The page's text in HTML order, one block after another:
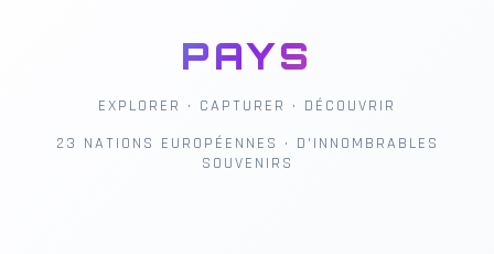
PAYS
EXPLORER • CAPTURER • DÉCOUVRIR
23 NATIONS EUROPÉENNES • D'INNOMBRABLES
SOUVENIRS